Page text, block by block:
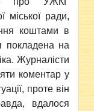
міської ради,
коштами в
покладена на
Журналісти
коментар у
проте він
вдалося